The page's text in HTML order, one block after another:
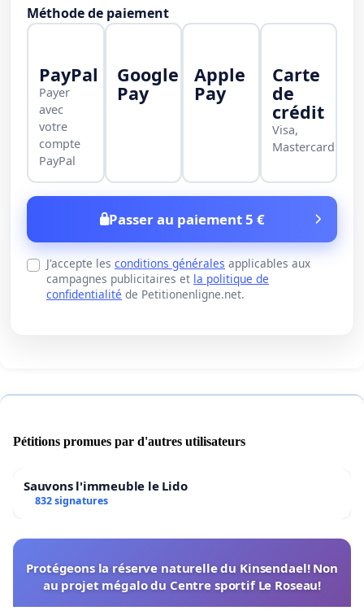
Méthode de paiement
PayPal
Payer
avec
votre
compte
PayPal
Google
Pay
Apple
Pay
Carte
de
crédit
Visa,
Mastercard
Passer au paiement 5 €
J'accepte les conditions générales applicables aux
campagnes publicitaires et la politique de
confidentialité de Petitionenligne.net.
Pétitions promues par d'autres utilisateurs
Sauvons l'immeuble le Lido
832 signatures
Protégeons la réserve naturelle du Kinsendael! Non
au projet mégalo du Centre sportif Le Roseau!